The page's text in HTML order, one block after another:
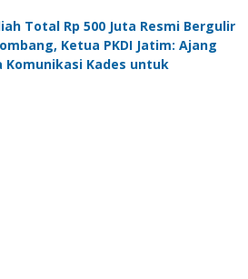
Total Rp 500 Juta Resmi Bergulir
Ketua PKDI Jatim: Ajang
Komunikasi Kades untuk